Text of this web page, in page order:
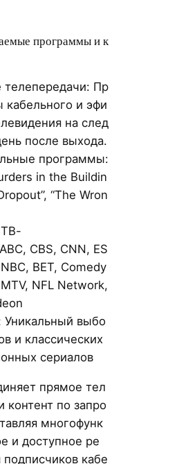
программы и к
Пр
и эфи
на след
после выхода.
программы:
in the Buildin
“The Wron
CBS, CNN, ES
BET, Comedy
NFL Network,
выбо
и классических
сериалов
прямое тел
контент по запро
многофунк
и доступное ре
кабе